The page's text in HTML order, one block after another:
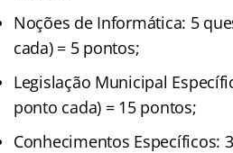
Noções de Informática: 5
cada) = 5 pontos;
Legislação Municipal
ponto cada) = 15 pontos;
Conhecimentos Específicos: